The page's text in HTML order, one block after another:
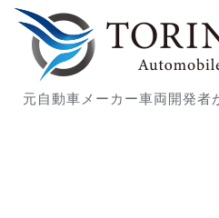
元自動車メーカー車両開発者